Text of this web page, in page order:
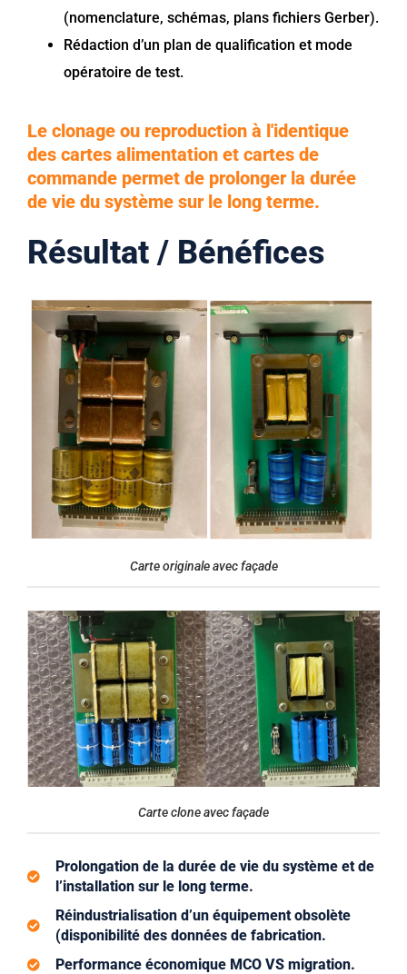
(nomenclature, schémas, plans fichiers Gerber).
Rédaction d’un plan de qualification et mode
opératoire de test.
Le clonage ou reproduction à l'identique
des cartes alimentation et cartes de
commande permet de prolonger la durée
de vie du système sur le long terme.
Résultat / Bénéfices
Carte originale avec façade
Carte clone avec façade
Prolongation de la durée de vie du système et de
l’installation sur le long terme.
Réindustrialisation d’un équipement obsolète
(disponibilité des données de fabrication.
Performance économique MCO VS migration.